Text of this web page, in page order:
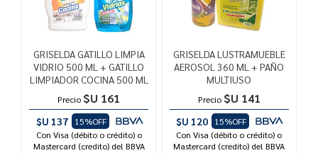
GRISELDA GATILLO LIMPIA
VIDRIO 500 ML + GATILLO
LIMPIADOR COCINA 500 ML
Precio $U 161
$U 137
15%OFF
Con Visa (débito o crédito) o
Mastercard (credito) del BBVA
GRISELDA LUSTRAMUEBLE
AEROSOL 360 ML + PAÑO
MULTIUSO
Precio $U 141
$U 120
15%OFF
Con Visa (débito o crédito) o
Mastercard (credito) del BBVA